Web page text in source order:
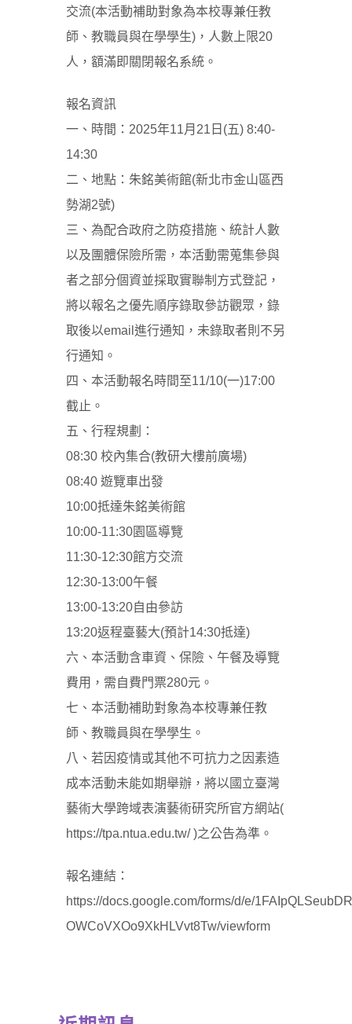
交流(本活動補助對象為本校專兼任教
師、教職員與在學學生)，人數上限20
人，額滿即關閉報名系統。
報名資訊
一、時間：2025年11月21日(五) 8:40-
14:30
二、地點：朱銘美術館(新北市金山區西
勢湖2號)
三、為配合政府之防疫措施、統計人數
以及團體保險所需，本活動需蒐集參與
者之部分個資並採取實聯制方式登記，
將以報名之優先順序錄取參訪觀眾，錄
取後以email進行通知，未錄取者則不另
行通知。
四、本活動報名時間至11/10(一)17:00
截止。
五、行程規劃：
08:30 校內集合(教研大樓前廣場)
08:40 遊覽車出發
10:00抵達朱銘美術館
10:00-11:30園區導覽
11:30-12:30館方交流
12:30-13:00午餐
13:00-13:20自由參訪
13:20返程臺藝大(預計14:30抵達)
六、本活動含車資、保險、午餐及導覽
費用，需自費門票280元。
七、本活動補助對象為本校專兼任教
師、教職員與在學學生。
八、若因疫情或其他不可抗力之因素造
成本活動未能如期舉辦，將以國立臺灣
藝術大學跨域表演藝術研究所官方網站(
https://tpa.ntua.edu.tw/ )之公告為準。
報名連結：
https://docs.google.com/forms/d/e/
OWCoVXOo9XkHLVvt8Tw/viewform